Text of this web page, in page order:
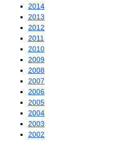
2014
2013
2012
2011
2010
2009
2008
2007
2006
2005
2004
2003
2002